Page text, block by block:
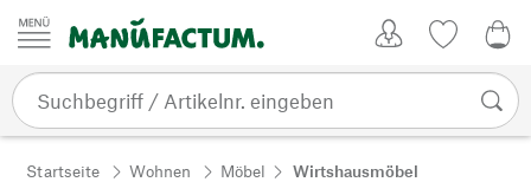
Zum Inhalt springen
Startseite Wohnen Möbel Wirtshausmöbel